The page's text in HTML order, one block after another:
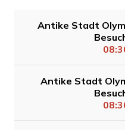
Antike Stadt
Antike Stadt